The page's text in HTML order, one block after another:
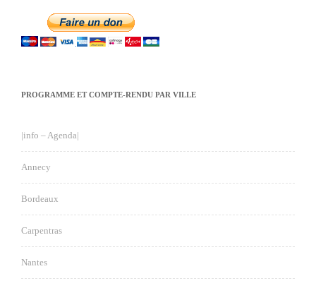
PROGRAMME ET COMPTE-RENDU PAR VILLE
|info – Agenda|
Annecy
Bordeaux
Carpentras
Nantes